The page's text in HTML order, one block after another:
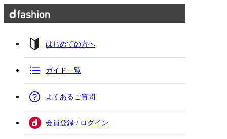
はじめての方へ
ガイド一覧
よくあるご質問
会員登録 / ログイン